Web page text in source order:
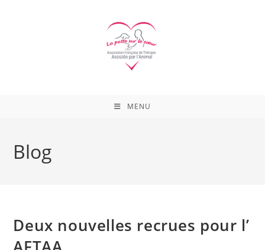
MENU
Blog
Deux nouvelles recrues pour l’